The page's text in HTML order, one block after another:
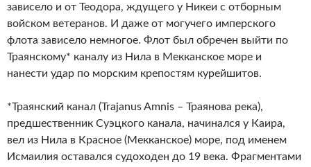
зависело и от Теодора, ждущего у Никеи с отборным
войском ветеранов. И даже от могучего имперского
флота зависело немногое. Флот был обречен выйти по
Траянскому* каналу из Нила в Мекканское море и
нанести удар по морским крепостям курейшитов.
*Траянский канал (Trajanus Amnis – Траянова река),
предшественник Суэцкого канала, начинался у Каира,
вел из Нила в Красное (Мекканское) море, под именем
Исмаилия оставался судоходен до 19 века. Фрагментами